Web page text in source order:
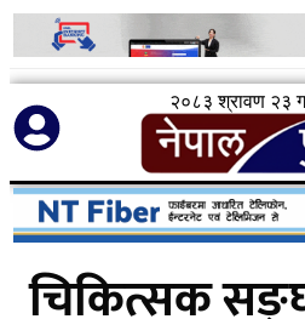
२०८३ श्रावण २३
चिकित्सक